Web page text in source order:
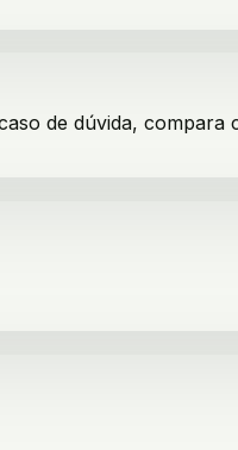
de dúvida,